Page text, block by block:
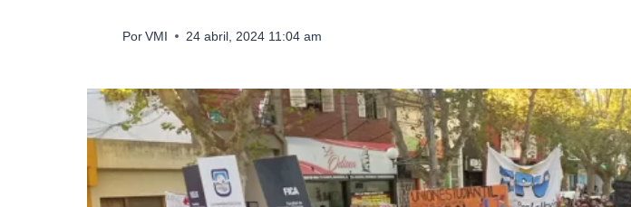
Por VMI 24 abril, 2024 11:04 am